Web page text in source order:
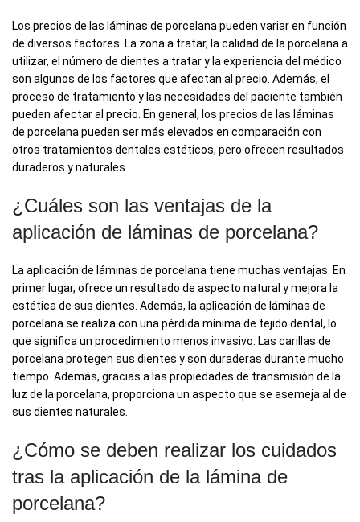
Los precios de las láminas de porcelana pueden variar en función
de diversos factores. La zona a tratar, la calidad de la porcelana a
utilizar, el número de dientes a tratar y la experiencia del médico
son algunos de los factores que afectan al precio. Además, el
proceso de tratamiento y las necesidades del paciente también
pueden afectar al precio. En general, los precios de las láminas
de porcelana pueden ser más elevados en comparación con
otros tratamientos dentales estéticos, pero ofrecen resultados
duraderos y naturales.
¿Cuáles son las ventajas de la
aplicación de láminas de porcelana?
La aplicación de láminas de porcelana tiene muchas ventajas. En
primer lugar, ofrece un resultado de aspecto natural y mejora la
estética de sus dientes. Además, la aplicación de láminas de
porcelana se realiza con una pérdida mínima de tejido dental, lo
que significa un procedimiento menos invasivo. Las carillas de
porcelana protegen sus dientes y son duraderas durante mucho
tiempo. Además, gracias a las propiedades de transmisión de la
luz de la porcelana, proporciona un aspecto que se asemeja al de
sus dientes naturales.
¿Cómo se deben realizar los cuidados
tras la aplicación de la lámina de
porcelana?